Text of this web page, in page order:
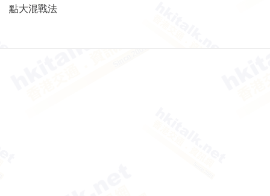
點大混戰法